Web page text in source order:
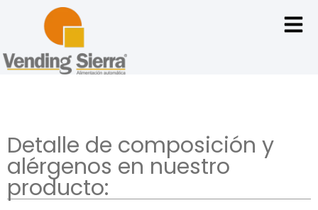
Detalle de composición y
alérgenos en nuestro
producto: